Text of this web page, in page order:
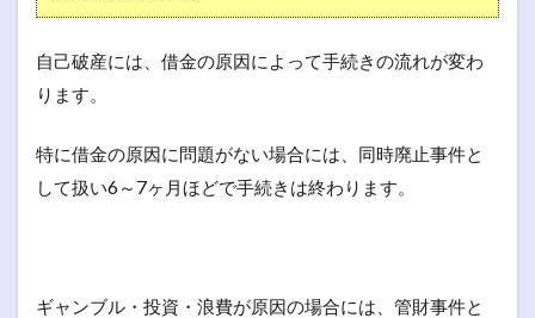
自己破産には、借金の原因によって手続きの流れが変わ
ります。
特に借金の原因に問題がない場合には、同時廃止事件と
して扱い6～7ヶ月ほどで手続きは終わります。
ギャンブル・投資・浪費が原因の場合には、管財事件と